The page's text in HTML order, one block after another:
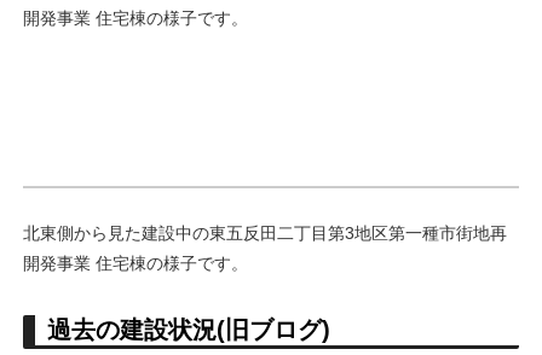
開発事業 住宅棟の様子です。
北東側から見た建設中の東五反田二丁目第3地区第一種市街地再
開発事業 住宅棟の様子です。
過去の建設状況(旧ブログ)